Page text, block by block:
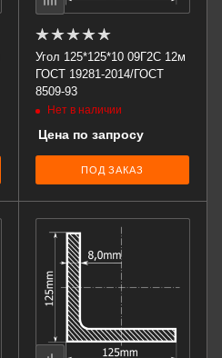
Угол 125*125*10 09Г2С 12м
ГОСТ 19281-2014/ГОСТ
8509-93
Нет в наличии
Цена по запросу
ПОД ЗАКАЗ